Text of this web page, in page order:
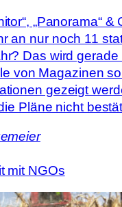
„Panorama“ &
an nur noch 11
Das wird gerade
von Magazinen
gezeigt
Pläne nicht
mit NGOs